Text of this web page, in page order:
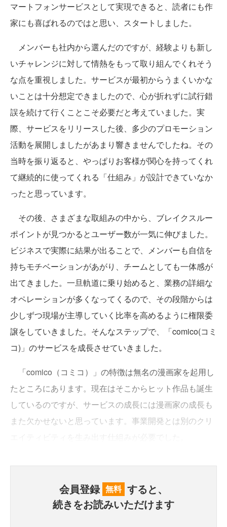
マートフォンサービスとして実現できると、読者にも作
家にも喜ばれるのではと思い、スタートしました。
メンバーも社内から選んだのですが、経験よりも新し
いチャレンジに対して情熱をもって取り組んでくれそう
な点を重視しました。サービスが最初からうまくいかな
いことは十分想定できましたので、心が折れずに試行錯
誤を続けて行くことこそ必要だと考えていました。実
際、サービスをリリースした後、多少のプロモーション
活動を展開しましたがあまり響きませんでしたね。その
当時を振り返ると、やっぱりお客様が関心を持ってくれ
て継続的に使ってくれる「仕組み」が設計できていなか
ったと思っています。
その後、さまざまな取組みの中から、ブレイクスルー
ポイントが見つかるとユーザー数が一気に伸びました。
ビジネスで実際に結果が出ることで、メンバーも自信を
持ちモチベーションがあがり、チームとしても一体感が
出てきました。一旦軌道に乗り始めると、業務の詳細な
オペレーションが多くなってくるので、その段階からは
少しずつ現場が主導していく比率を高めるように権限委
譲をしていきました。そんなステップで、「comico(コミ
コ)」のサービスを成長させていきました。
「comico（コミコ）」の特徴は無名の漫画家を起用し
たところにあります。現在はそこからヒット作品も誕生
しているのですが、サービスの成長には漫画家の成長も
また欠かせないと思っています。事業開発とは別のクリ
会員登録 無料 すると、
続きをお読みいただけます